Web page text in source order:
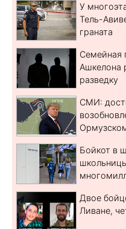
У
Тель-
граната
Семейная
Ашкелона
разведку
СМИ:
Бойкот в
Двое
Ливане,